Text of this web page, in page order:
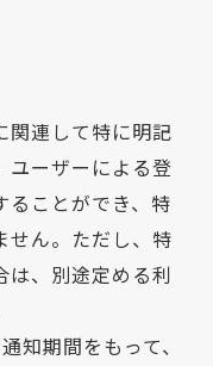
関連して特に明記
ユーザーによる登
ることができ、特
せん。ただし、特
は、別途定める利
知期間をもって、